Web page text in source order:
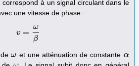
correspond à un signal circulant dans le
une vitesse de phase :
v =
ω
β
v =ω β
deω
ω et une atténuation de constante α
α